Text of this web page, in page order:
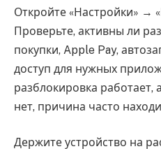
Откройте «Настройки» →
Проверьте, активны ли
покупки, Apple Pay,
доступ для нужных
разблокировка
нет, причина часто
Держите устройство на